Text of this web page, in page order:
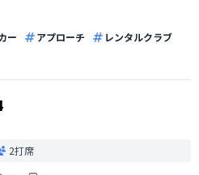
ー アプローチ
レンタルクラブ
2打席